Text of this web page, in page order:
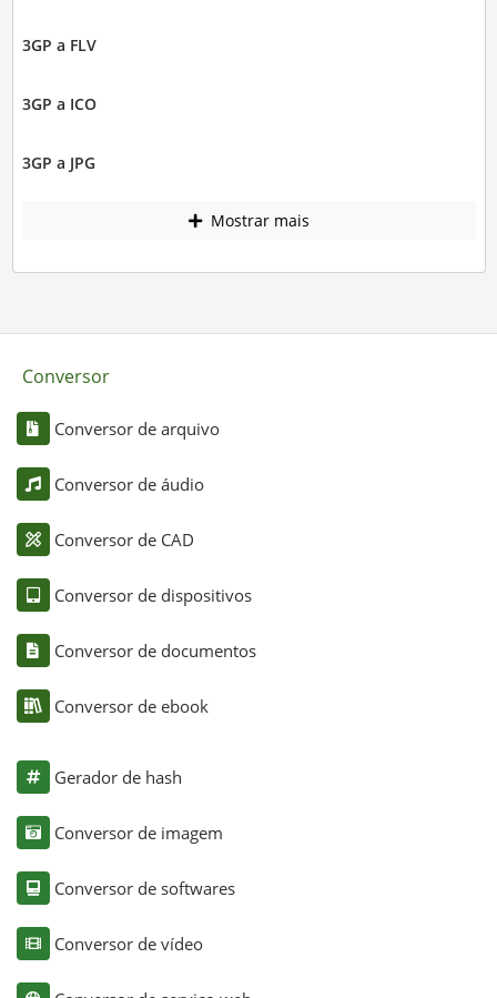
3GP a FLV
3GP a ICO
3GP a JPG
Mostrar mais
Conversor
Conversor de arquivo
Conversor de áudio
Conversor de CAD
Conversor de dispositivos
Conversor de documentos
Conversor de ebook
Gerador de hash
Conversor de imagem
Conversor de softwares
Conversor de vídeo